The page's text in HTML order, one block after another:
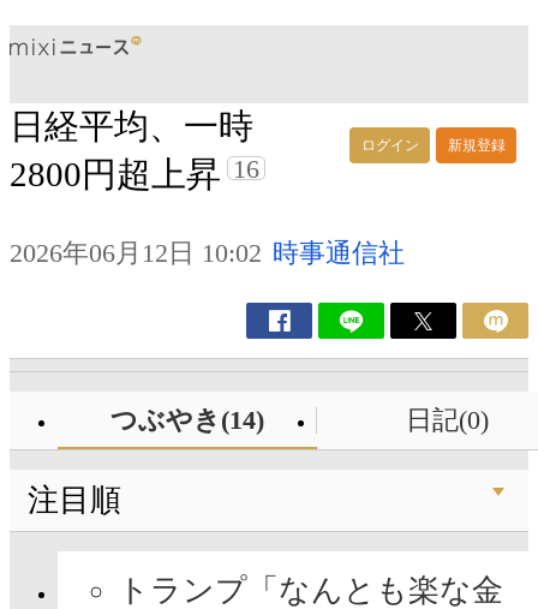
ログイン 新規登録
日経平均、一時
2800円超上昇 16
2026年06月12日 10:02 時事通信社
つぶやき(14) 日記(0)
注目順
トランプ「なんとも楽な金